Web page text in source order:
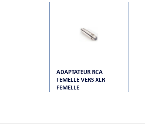
ADAPTATEUR RCA
FEMELLE VERS XLR
FEMELLE